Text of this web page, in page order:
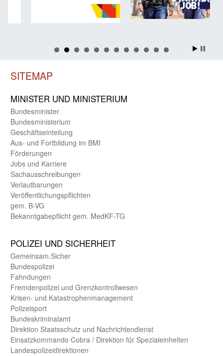
SITEMAP
MINISTER UND MINIST­ERIUM
Bundes­minister
Bundes­ministerium
Geschäfts­einteilung
Aus- und Fortbildung im BMI
Förderungen
Jobs und Karriere
Sachaus­schreibungen
Verlautbarungen
Veröffentlichungspflichten
gem. B-VG
Bekanntgabepflicht gem. MedKF-TG
POLIZEI UND SICHER­HEIT
Gemein­sam.Sicher
Bundes­polizei
Fahndungen
Fremdenpolizei und Grenzkontrollwesen
Krisen- und Katastrophen­management
Polizeisport
Bundes­kriminal­amt
Direktion Staats­schutz und Nach­richten­dienst
Einsatz­kommando Cobra / Direktion für Spezialeinheiten
Landes­polizei­direk­tionen